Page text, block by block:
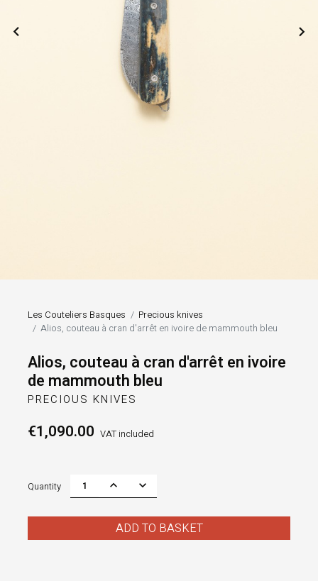
 
Les Couteliers Basques
Precious knives
Alios, couteau à cran d'arrêt en ivoire de mammouth bleu
Alios, couteau à cran d'arrêt en ivoire
de mammouth bleu
PRECIOUS KNIVES
€1,090.00 VAT included
Quantity
ADD TO BASKET